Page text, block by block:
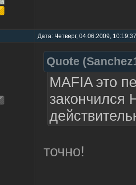
Дата: Четверг, 04.06.2009,
Quote (
MAFIA это
закончился
точно!